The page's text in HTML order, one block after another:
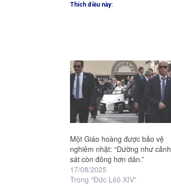
Thích điều này:
Một Giáo hoàng được bảo vệ
nghiêm nhặt: “Dường như cảnh
sát còn đông hơn dân.”
17/08/2025
Trong "Đức Lêô XIV"